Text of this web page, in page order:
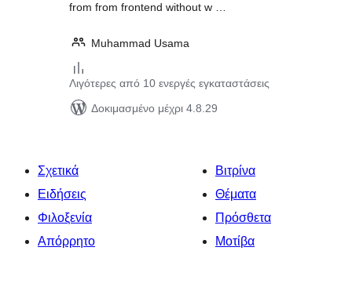
from from frontend without w …
Muhammad Usama
Λιγότερες από 10 ενεργές εγκαταστάσεις
Δοκιμασμένο μέχρι 4.8.29
Σχετικά
Ειδήσεις
Φιλοξενία
Απόρρητο
Βιτρίνα
Θέματα
Πρόσθετα
Μοτίβα